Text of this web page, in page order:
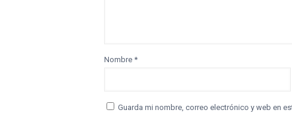
Nombre *
Guarda mi nombre, correo electrónico y web en